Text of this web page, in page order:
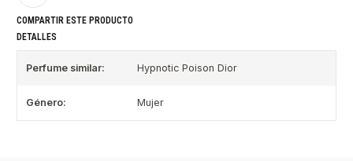
COMPARTIR ESTE PRODUCTO
DETALLES
Perfume similar: Hypnotic Poison Dior
Género: Mujer